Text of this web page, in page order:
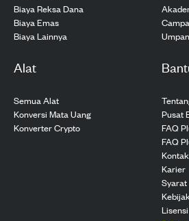
Biaya Reksa Dana
Biaya Emas
Biaya Lainnya
Alat
Semua Alat
Konversi Mata Uang
Konverter Crypto
Pusat
FAQ
FAQ
Karier